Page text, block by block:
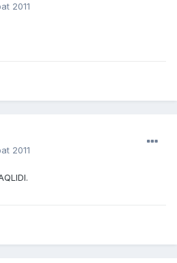
2011
2011